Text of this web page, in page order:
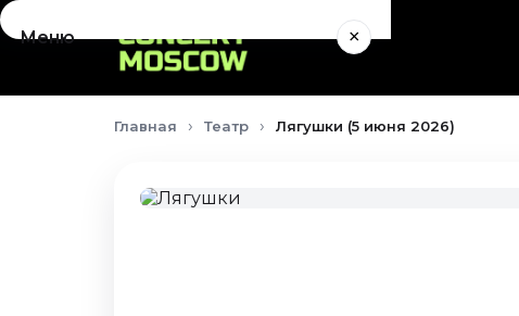
Меню ×
Концерты
Август 2026Главная Театр Лягушки (5 июня 2026)